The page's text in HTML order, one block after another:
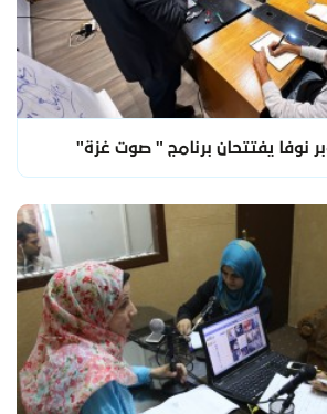
نوفا يفتتحان برنامج " صوت غزة"